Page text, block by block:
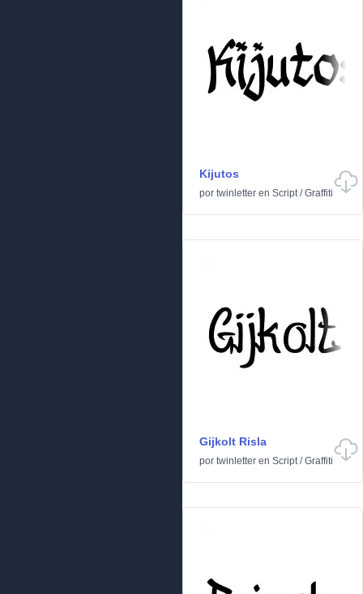
Kijutos
por twinletter en Script/Graffiti
Gijkolt Risla
por twinletter en Script/Graffiti